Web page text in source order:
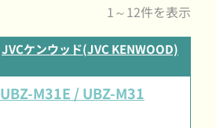
1～12件を表示
JVCケンウッド(JVC KENWOOD)
UBZ-M31E / UBZ-M31